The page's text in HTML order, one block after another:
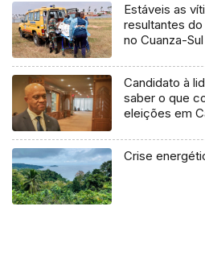
Estáveis as
resultantes
no Cuanza-Sul
Candidato à
saber o que
eleições em
Crise